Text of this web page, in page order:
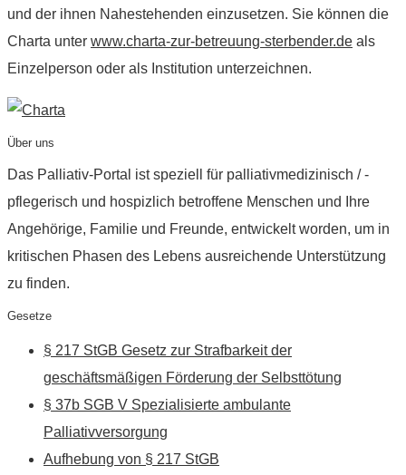
und der ihnen Nahestehenden einzusetzen. Sie können die
Charta unter www.charta-zur-betreuung-sterbender.de als
Einzelperson oder als Institution unterzeichnen.
Über uns
Das Palliativ-Portal ist speziell für palliativmedizinisch / -
pflegerisch und hospizlich betroffene Menschen und Ihre
Angehörige, Familie und Freunde, entwickelt worden, um in
kritischen Phasen des Lebens ausreichende Unterstützung
zu finden.
Gesetze
§ 217 StGB Gesetz zur Strafbarkeit der
geschäftsmäßigen Förderung der Selbsttötung
§ 37b SGB V Spezialisierte ambulante
Palliativversorgung
Aufhebung von § 217 StGB